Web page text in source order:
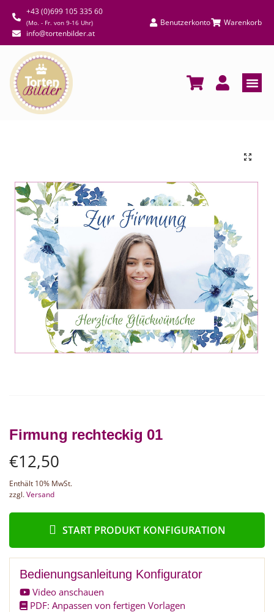
+43 (0)699 105 335 60
(Mo. - Fr. von 9-16 Uhr)
info@tortenbilder.at
Benutzerkonto Warenkorb
Firmung rechteckig 01
€12,50
Enthält 10% MwSt.
zzgl.Versand
START PRODUKT KONFIGURATION
Bedienungsanleitung Konfigurator
Video anschauen
PDF: Anpassen von fertigen Vorlagen